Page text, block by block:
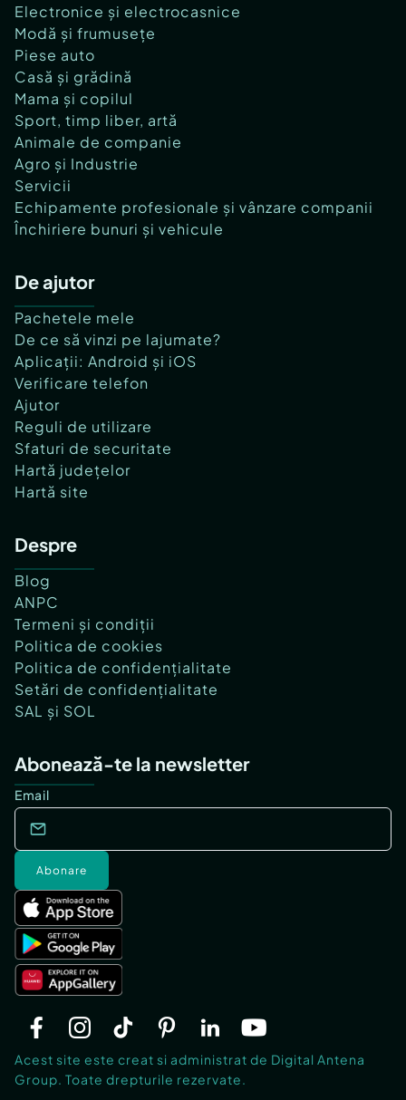
Electronice și electrocasnice
Modă și frumusețe
Piese auto
Casă și grădină
Mama și copilul
Sport, timp liber, artă
Animale de companie
Agro și Industrie
Servicii
Echipamente profesionale și vânzare companii
Închiriere bunuri și vehicule
De ajutor
Pachetele mele
De ce să vinzi pe lajumate?
Aplicații: Android și iOS
Verificare telefon
Ajutor
Reguli de utilizare
Sfaturi de securitate
Hartă județelor
Hartă site
Despre
Blog
ANPC
Termeni și condiții
Politica de cookies
Politica de confidențialitate
Setări de confidențialitate
SAL și SOL
Abonează-te la newsletter
Email
Abonare
Acest site este creat si administrat de Digital Antena
Group. Toate drepturile rezervate.